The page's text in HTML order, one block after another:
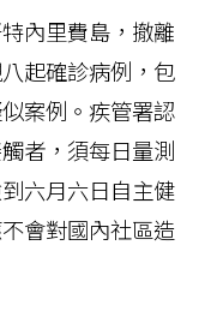
內里費島，撤離
起確診病例，包
案例。疾管署認
者，須每日量測
六月六日自主健
會對國內社區造